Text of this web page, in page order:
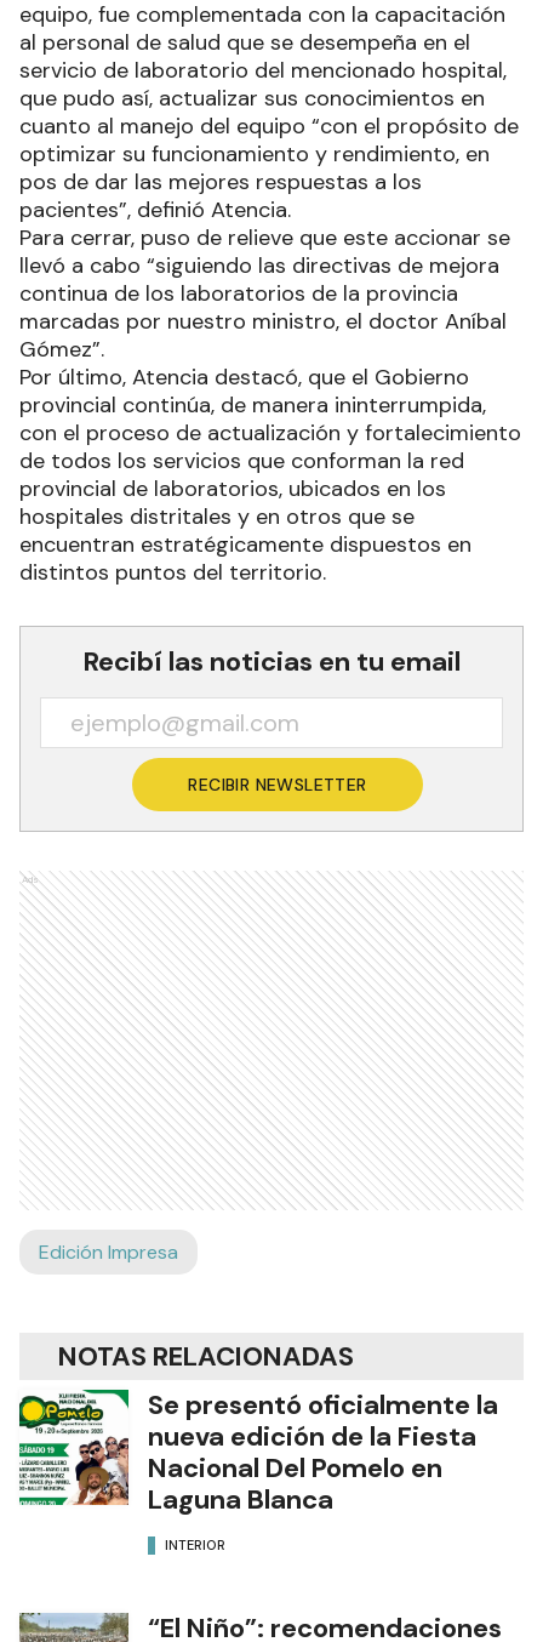
equipo, fue complementada con la capacitación
al personal de salud que se desempeña en el
servicio de laboratorio del mencionado hospital,
que pudo así, actualizar sus conocimientos en
cuanto al manejo del equipo “con el propósito de
optimizar su funcionamiento y rendimiento, en
pos de dar las mejores respuestas a los
pacientes”, definió Atencia.
Para cerrar, puso de relieve que este accionar se
llevó a cabo “siguiendo las directivas de mejora
continua de los laboratorios de la provincia
marcadas por nuestro ministro, el doctor Aníbal
Gómez”.
Por último, Atencia destacó, que el Gobierno
provincial continúa, de manera ininterrumpida,
con el proceso de actualización y fortalecimiento
de todos los servicios que conforman la red
provincial de laboratorios, ubicados en los
hospitales distritales y en otros que se
encuentran estratégicamente dispuestos en
distintos puntos del territorio.
Recibí las noticias en tu email
RECIBIR NEWSLETTER
Ads
Edición Impresa
NOTAS RELACIONADAS
Se presentó oficialmente la
nueva edición de la Fiesta
Nacional Del Pomelo en
Laguna Blanca
INTERIOR
“El Niño”: recomendaciones